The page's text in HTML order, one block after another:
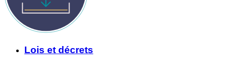
Lois et décrets